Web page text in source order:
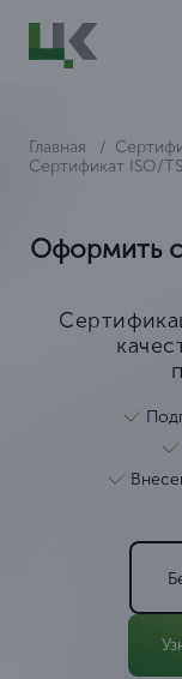
Главная
Сертификат ISO/
Оформить